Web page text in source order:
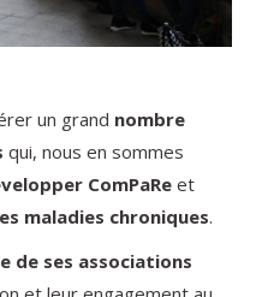
un grand nombre
qui, nous en sommes
ComPaRe et
maladies chroniques.
de ses associations